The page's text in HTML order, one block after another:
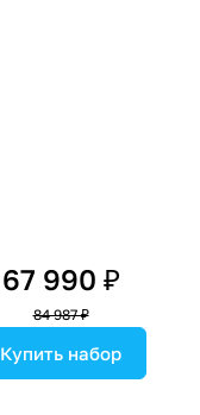
67 990 ₽
84 987 ₽
Купить набор